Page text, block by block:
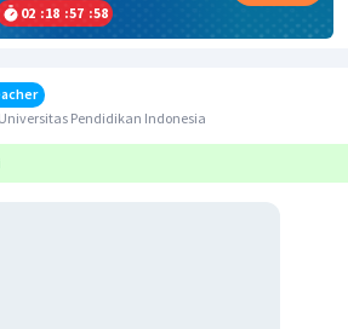
02 :18 :57 :58
Pendidikan Indonesia